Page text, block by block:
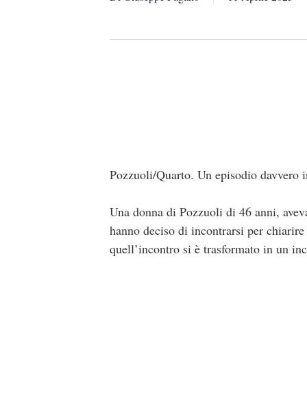
Pozzuoli/Quarto. Un episodio
Una donna di Pozzuoli di 46 anni,
hanno deciso di incontrarsi per
quell’incontro si è trasformato in un